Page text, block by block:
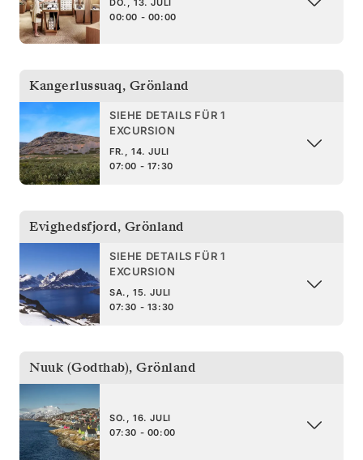
DO., 13. JULI
00:00 - 00:00
Kangerlussuaq, Grönland
SIEHE DETAILS FÜR 1
EXCURSION
FR., 14. JULI
07:00 - 17:30
Evighedsfjord, Grönland
SIEHE DETAILS FÜR 1
EXCURSION
SA., 15. JULI
07:30 - 13:30
Nuuk (Godthab), Grönland
SO., 16. JULI
07:30 - 00:00